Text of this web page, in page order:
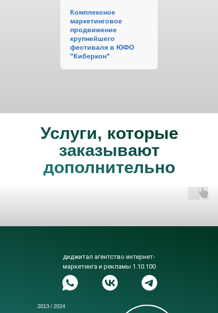
Комплексное
маркетинговое
продвижение
крупнейшего
фестиваля в ЮФО
"Киберкон"
Услуги, которые
заказывают
дополнительно
2013 / 2024
диджитал агентство интернет-
маркетинга и рекламы 1.10.100